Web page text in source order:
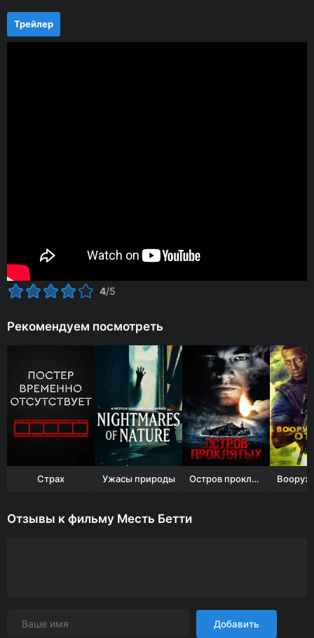
Трейлер
4/5
Рекомендуем посмотреть
Страх Ужасы природы Остров проклятых
Отзывы к фильму Месть Бетти
Добавить